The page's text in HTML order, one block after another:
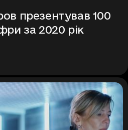
презентував 100
за 2020 рік